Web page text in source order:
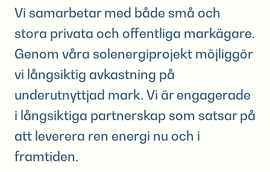
Vi samarbetar med både små och
stora privata och offentliga markägare.
Genom våra solenergiprojekt möjliggör
vi långsiktig avkastning på
underutnyttjad mark. Vi är engagerade
i långsiktiga partnerskap som satsar på
att leverera ren energi nu och i
framtiden.